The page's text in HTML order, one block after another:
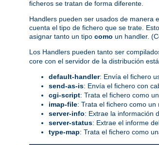
ficheros se tratan de forma diferente.
Handlers pueden ser usados de manera
cuenta el tipo de fichero que se trate.
asignar tanto un tipo como un handler.
Los Handlers pueden tanto ser
core con el servidor de la distribución
default-handler: Envía el fichero
send-as-is: Envía el fichero con
cgi-script: Trata el fichero como
imap-file: Trata el fichero como
server-info: Extrae la información
server-status: Extrae el informe
type-map: Trata el fichero como